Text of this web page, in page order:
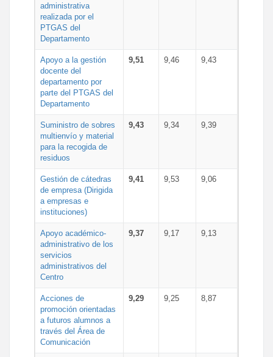
administrativa
realizada por el
PTGAS del
Departamento
Apoyo a la gestión
docente del
departamento por
parte del PTGAS del
Departamento
9,51 9,46 9,43
Suministro de sobres
multienvío y material
para la recogida de
residuos
9,43 9,34 9,39
Gestión de cátedras
de empresa (Dirigida
a empresas e
instituciones)
9,41 9,53 9,06
Apoyo académico-
administrativo de los
servicios
administrativos del
Centro
9,37 9,17 9,13
Acciones de
promoción orientadas
a futuros alumnos a
través del Área de
Comunicación
9,29 9,25 8,87